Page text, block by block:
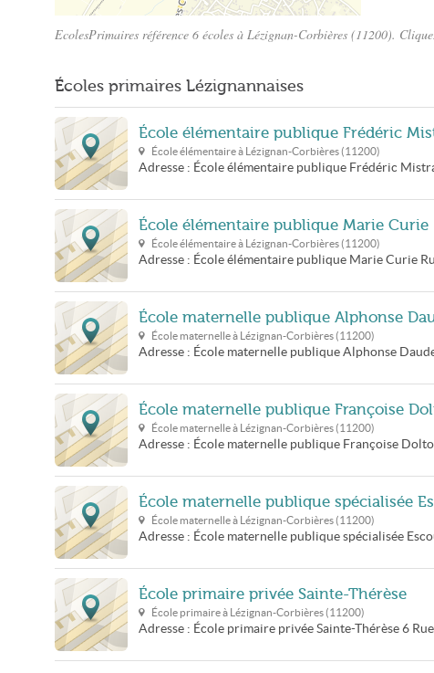
EcolesPrimaires référence 6 écoles à Lézignan-Corbières (11200).
Écoles primaires Lézignannaises
École élémentaire publique Frédéric
École élémentaire à Lézignan-Corbières (11200)
Adresse : École élémentaire publique Frédéric
École élémentaire publique Marie Curie
École élémentaire à Lézignan-Corbières (11200)
Adresse : École élémentaire publique Marie Curie
École maternelle publique Alphonse
École maternelle à Lézignan-Corbières (11200)
Adresse : École maternelle publique Alphonse
École maternelle publique Françoise
École maternelle à Lézignan-Corbières (11200)
Adresse : École maternelle publique Françoise Dolto
École maternelle publique spécialisée
École maternelle à Lézignan-Corbières (11200)
Adresse : École maternelle publique spécialisée
École primaire privée Sainte-Thérèse
École primaire à Lézignan-Corbières (11200)
Adresse : École primaire privée Sainte-Thérèse 6